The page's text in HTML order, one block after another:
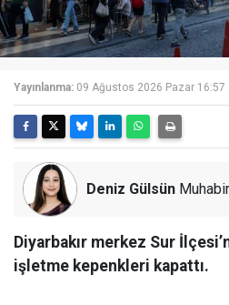
Yayınlanma: 09 Ağustos 2026 Pazar 16:57
Deniz Gülsün Muhabir
Diyarbakır merkez Sur
işletme kepenkleri kapattı.